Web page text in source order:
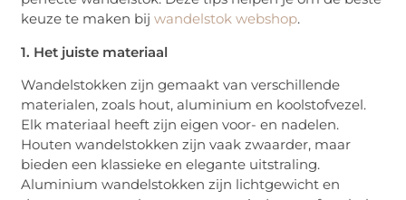
keuze te maken bijwandelstok webshop.
1. Het juiste materiaal
Wandelstokken zijn gemaakt van verschillende
materialen, zoals hout, aluminium en koolstofvezel.
Elk materiaal heeft zijn eigen voor- en nadelen.
Houten wandelstokken zijn vaak zwaarder, maar
bieden een klassieke en elegante uitstraling.
Aluminium wandelstokken zijn lichtgewicht en